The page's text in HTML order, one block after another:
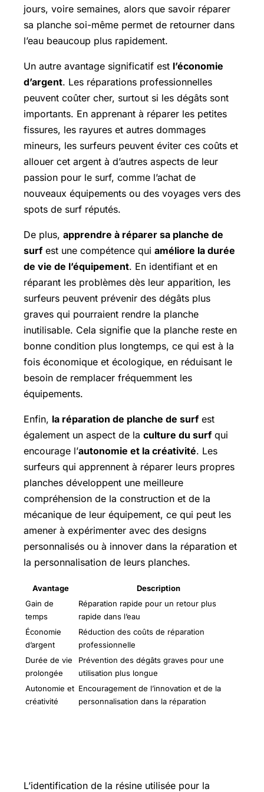
jours, voire semaines, alors que savoir réparer
sa planche soi-même permet de retourner dans
l’eau beaucoup plus rapidement.
Un autre avantage significatif est l’économie
d’argent. Les réparations professionnelles
peuvent coûter cher, surtout si les dégâts sont
importants. En apprenant à réparer les petites
fissures, les rayures et autres dommages
mineurs, les surfeurs peuvent éviter ces coûts et
allouer cet argent à d’autres aspects de leur
passion pour le surf, comme l’achat de
nouveaux équipements ou des voyages vers des
spots de surf réputés.
De plus, apprendre à réparer sa planche de
surfest une compétence qui améliore la durée
de vie de l’équipement. En identifiant et en
réparant les problèmes dès leur apparition, les
surfeurs peuvent prévenir des dégâts plus
graves qui pourraient rendre la planche
inutilisable. Cela signifie que la planche reste en
bonne condition plus longtemps, ce qui est à la
fois économique et écologique, en réduisant le
besoin de remplacer fréquemment les
équipements.
Enfin, la réparation de planche de surfest
également un aspect de la culture du surfqui
encourage l’autonomie et la créativité. Les
surfeurs qui apprennent à réparer leurs propres
planches développent une meilleure
compréhension de la construction et de la
mécanique de leur équipement, ce qui peut les
amener à expérimenter avec des designs
personnalisés ou à innover dans la réparation et
la personnalisation de leurs planches.
Avantage
Description
Gain de
temps
Réparation rapide pour un retour plus
rapide dans l’eau
Économie
d’argent
Réduction des coûts de réparation
professionnelle
Durée de vie
prolongée
Prévention des dégâts graves pour une
utilisation plus longue
Autonomie et
créativité
Encouragement de l’innovation et de la
personnalisation dans la réparation
L’identification de la résine utilisée pour la